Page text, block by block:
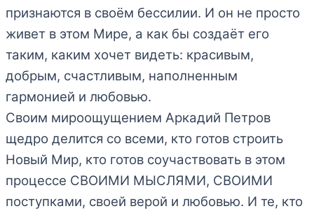
признаются в своём бессилии. И он не просто
живет в этом Мире, а как бы создаёт его
таким, каким хочет видеть: красивым,
добрым, счастливым, наполненным
гармонией и любовью.
Своим мироощущением Аркадий Петров
щедро делится со всеми, кто готов строить
Новый Мир, кто готов соучаствовать в этом
процессе СВОИМИ МЫСЛЯМИ, СВОИМИ
поступками, своей верой и любовью. И те, кто